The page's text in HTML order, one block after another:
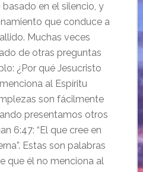
en el silencio, y
que conduce a
Muchas veces
de otras preguntas
¿Por qué Jesucristo
al Espíritu
son fácilmente
presentamos otros
6:47: “El que cree en
Estas son palabras
que él no menciona al